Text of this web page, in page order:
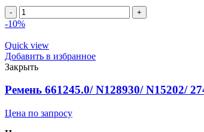
A
1120Li/
ремень
клиновой
INDFORCE
Strongest
quantity
-10%
Quick view
Добавить в избранное
Закрыть
Ремень 661245.0/ N128930/ N15202/
Цена по запросу